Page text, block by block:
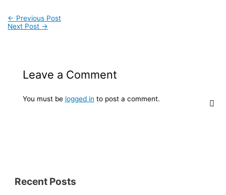
← Previous Post
Next Post →
Leave a Comment
You must be logged in to post a comment.
Recent Posts